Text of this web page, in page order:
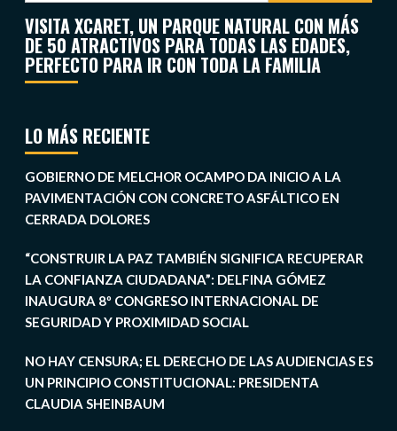
VISITA XCARET, UN PARQUE NATURAL CON MÁS
DE 50 ATRACTIVOS PARA TODAS LAS EDADES,
PERFECTO PARA IR CON TODA LA FAMILIA
LO MÁS RECIENTE
GOBIERNO DE MELCHOR OCAMPO DA INICIO A LA
PAVIMENTACIÓN CON CONCRETO ASFÁLTICO EN
CERRADA DOLORES
“CONSTRUIR LA PAZ TAMBIÉN SIGNIFICA RECUPERAR
LA CONFIANZA CIUDADANA”: DELFINA GÓMEZ
INAUGURA 8º CONGRESO INTERNACIONAL DE
SEGURIDAD Y PROXIMIDAD SOCIAL
NO HAY CENSURA; EL DERECHO DE LAS AUDIENCIAS ES
UN PRINCIPIO CONSTITUCIONAL: PRESIDENTA
CLAUDIA SHEINBAUM